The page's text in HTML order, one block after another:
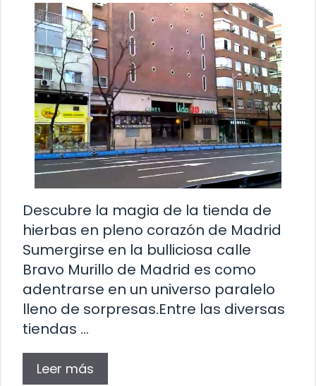
Descubre la magia de la tienda de
hierbas en pleno corazón de Madrid
Sumergirse en la bulliciosa calle
Bravo Murillo de Madrid es como
adentrarse en un universo paralelo
lleno de sorpresas.Entre las diversas
tiendas …
Leer más